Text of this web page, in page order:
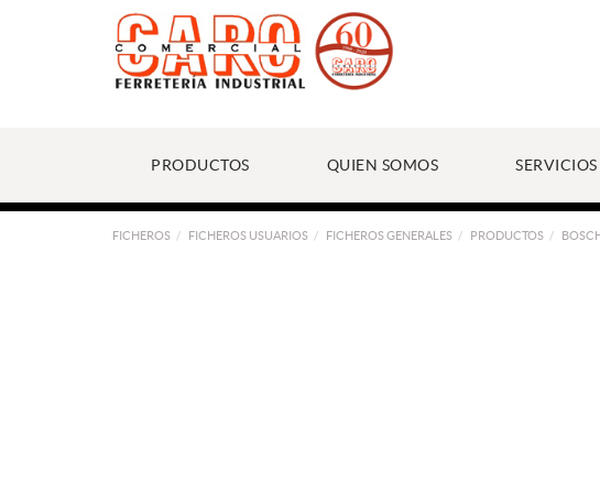
PRODUCTOS QUIEN SOMOS SERVICIOS
FICHEROS FICHEROS USUARIOS FICHEROS GENERALES PRODUCTOS